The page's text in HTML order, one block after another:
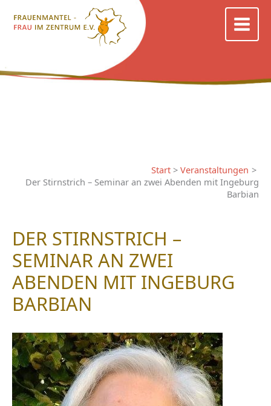
Inhalt
Start
Veranstaltungen
Der Stirnstrich – Seminar an zwei Abenden mit Ingeburg
Barbian
DER STIRNSTRICH –
SEMINAR AN ZWEI
ABENDEN MIT INGEBURG
BARBIAN